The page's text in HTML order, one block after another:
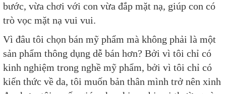
bước, vừa chơi với con vừa đắp mặt nạ, giúp con có
trò vọc mặt nạ vui vui.
Vì đâu tôi chọn bán mỹ phẩm mà không phải là một
sản phẩm thông dụng dễ bán hơn? Bởi vì tôi chỉ có
kinh nghiệm trong nghề mỹ phẩm, bởi vì tôi chỉ có
kiến thức về da, tôi muốn bản thân mình trở nên xinh